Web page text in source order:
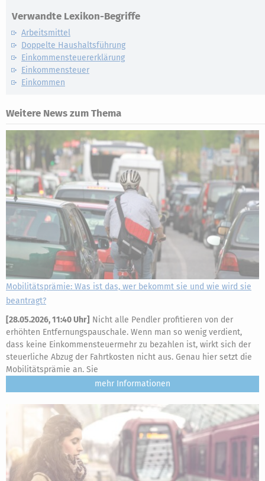
Verwandte Lexikon-Begriffe
Arbeitsmittel
Doppelte Haushaltsführung
Einkommensteuererklärung
Einkommensteuer
Einkommen
Weitere News zum Thema
Mobilitätsprämie: Was ist das, wer bekommt sie und wie wird sie
beantragt?
[28.05.2026, 11:40 Uhr] Nicht alle Pendler profitieren von der
erhöhten Entfernungspauschale. Wenn man so wenig verdient,
dass keine Einkommensteuermehr zu bezahlen ist, wirkt sich der
steuerliche Abzug der Fahrtkosten nicht aus. Genau hier setzt die
Mobilitätsprämie an. Sie
mehr